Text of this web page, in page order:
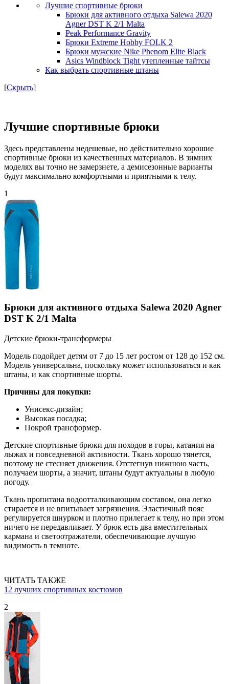
Лучшие спортивные брюки
Брюки для активного отдыха Salewa 2020
Agner DST K 2/1 Malta
Peak Performance Gravity
Брюки Extreme Hobby FOLK 2
Брюки мужские Nike Phenom Elite Black
Asics Windblock Tight утепленные тайтсы
Как выбрать спортивные штаны
[Скрыть]
Лучшие спортивные брюки
Здесь представлены недешевые, но действительно хорошие
спортивные брюки из качественных материалов. В зимних
моделях вы точно не замерзнете, а демисезонные варианты
будут максимально комфортными и приятными к телу.
1
Брюки для активного отдыха Salewa 2020 Agner
DST K 2/1 Malta
Детские брюки-трансформеры
Модель подойдет детям от 7 до 15 лет ростом от 128 до 152 см.
Модель универсальна, поскольку может использоваться и как
штаны, и как спортивные шорты.
Причины для покупки:
Унисекс-дизайн;
Высокая посадка;
Покрой трансформер.
Детские спортивные брюки для походов в горы, катания на
лыжах и повседневной активности. Ткань хорошо тянется,
поэтому не стесняет движения. Отстегнув нижнюю часть,
получаем шорты, а значит, штаны будут актуальны в любую
погоду.
Ткань пропитана водоотталкивающим составом, она легко
стирается и не впитывает загрязнения. Эластичный пояс
регулируется шнурком и плотно прилегает к телу, но при этом
ничего не передавливает. У брюк есть два вместительных
кармана и светоотражатели, обеспечивающие лучшую
видимость в темноте.
ЧИТАТЬ ТАКЖЕ
12 лучших спортивных костюмов
2